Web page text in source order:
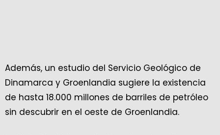
Además, un estudio del Servicio Geológico de
Dinamarca y Groenlandia sugiere la existencia
de hasta 18.000 millones de barriles de petróleo
sin descubrir en el oeste de Groenlandia.